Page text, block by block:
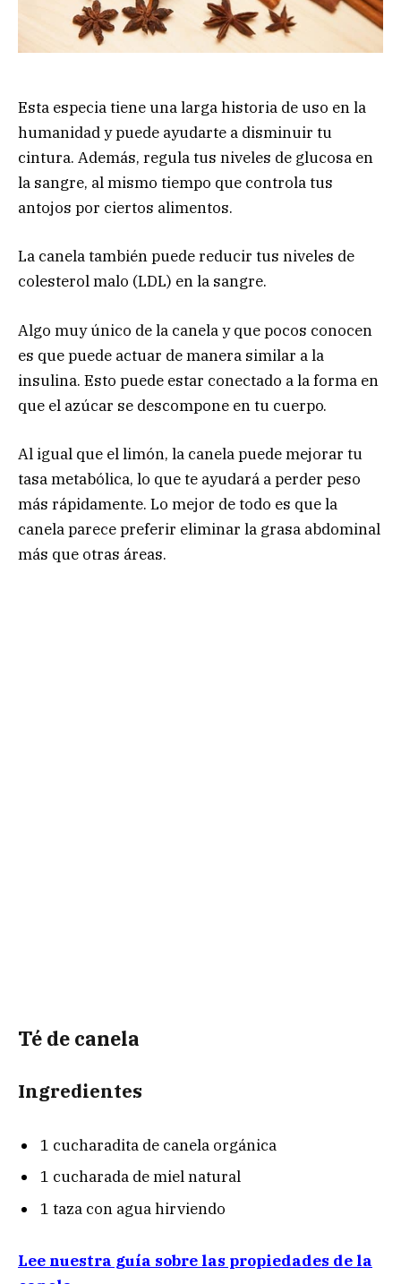
Esta especia tiene una larga historia de uso en la
humanidad y puede ayudarte a disminuir tu
cintura. Además, regula tus niveles de glucosa en
la sangre, al mismo tiempo que controla tus
antojos por ciertos alimentos.
La canela también puede reducir tus niveles de
colesterol malo (LDL) en la sangre.
Algo muy único de la canela y que pocos conocen
es que puede actuar de manera similar a la
insulina. Esto puede estar conectado a la forma en
que el azúcar se descompone en tu cuerpo.
Al igual que el limón, la canela puede mejorar tu
tasa metabólica, lo que te ayudará a perder peso
más rápidamente. Lo mejor de todo es que la
canela parece preferir eliminar la grasa abdominal
más que otras áreas.
Té de canela
Ingredientes
1 cucharadita de canela orgánica
1 cucharada de miel natural
1 taza con agua hirviendo
Lee nuestra guía sobre las propiedades de la